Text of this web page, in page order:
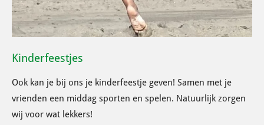
Kinderfeestjes
Ook kan je bij ons je kinderfeestje geven! Samen met je
vrienden een middag sporten en spelen. Natuurlijk zorgen
wij voor wat lekkers!